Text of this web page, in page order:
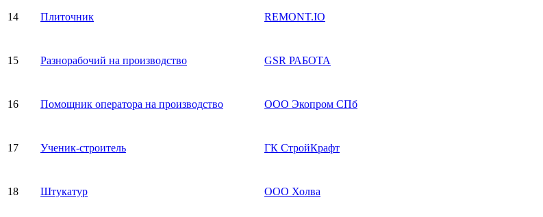
14 Плиточник REMONT.IO
15 Разнорабочий на производство GSR РАБОТА
16 Помощник оператора на производство ООО Экопром СПб
17 Ученик-строитель ГК СтройКрафт
18 Штукатур ООО Холва